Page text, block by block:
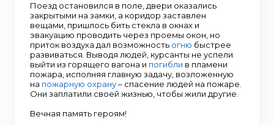
Поезд остановился в поле, двери оказались
закрытыми на замки, а коридор заставлен
вещами, пришлось бить стекла в окнах и
эвакуацию проводить через проемы окон, но
приток воздуха дал возможность огню быстрее
развиваться. Выводя людей, курсанты не успели
выйти из горящего вагона и погибли в пламени
пожара, исполняя главную задачу, возложенную
на пожарную охрану– спасение людей на пожаре.
Они заплатили своей жизнью, чтобы жили другие.
Вечная память героям!